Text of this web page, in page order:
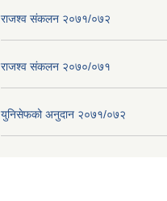
राजश्व संकलन २०७१/०७२
राजश्व संकलन २०७०/०७१
युनिसेफको अनुदान २०७१/०७२